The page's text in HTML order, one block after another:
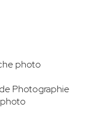
photo
Photographie